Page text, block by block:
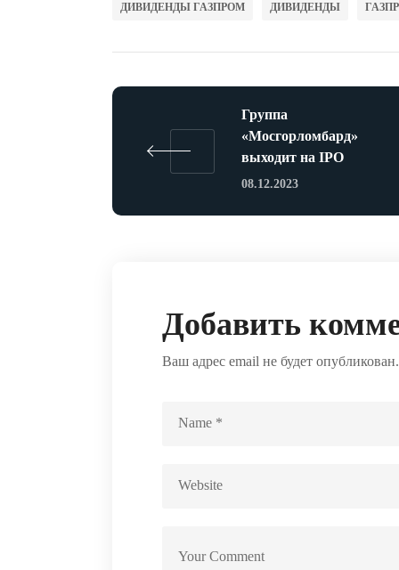
ДИВИДЕНДЫ ГАЗПРОМ ДИВИДЕНДЫ
Группа
«Мосгорломбард»
выходит на IPO
08.12.2023
Добавить
Ваш адрес email не будет опубликован.